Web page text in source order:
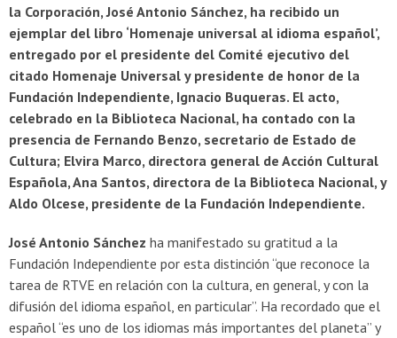
la Corporación, José Antonio Sánchez, ha recibido un
ejemplar del libro ‘Homenaje universal al idioma español’,
entregado por el presidente del Comité ejecutivo del
citado Homenaje Universal y presidente de honor de la
Fundación Independiente, Ignacio Buqueras. El acto,
celebrado en la Biblioteca Nacional, ha contado con la
presencia de Fernando Benzo, secretario de Estado de
Cultura; Elvira Marco, directora general de Acción Cultural
Española, Ana Santos, directora de la Biblioteca Nacional, y
Aldo Olcese, presidente de la Fundación Independiente.
José Antonio Sánchez ha manifestado su gratitud a la
Fundación Independiente por esta distinción “que reconoce la
tarea de RTVE en relación con la cultura, en general, y con la
difusión del idioma español, en particular”. Ha recordado que el
español “es uno de los idiomas más importantes del planeta” y